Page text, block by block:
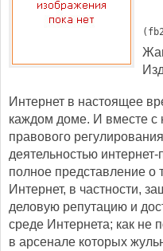
(
Интернет в настоящее
каждом доме. И вместе с
правового
деятельностью
полное представление о
Интернет, в частности,
деловую репутацию и
среде Интернета; как не
в арсенале которых